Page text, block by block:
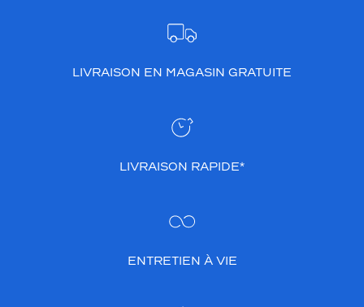
LIVRAISON EN MAGASIN GRATUITE
LIVRAISON RAPIDE*
ENTRETIEN À VIE